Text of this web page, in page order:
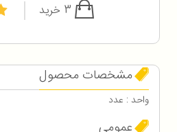
مشخصات محصول
واحد : عدد
عمومی